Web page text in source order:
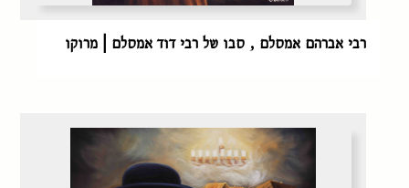
רבי אברהם אמסלם , סבו של רבי דוד אמסלם | מרוקו